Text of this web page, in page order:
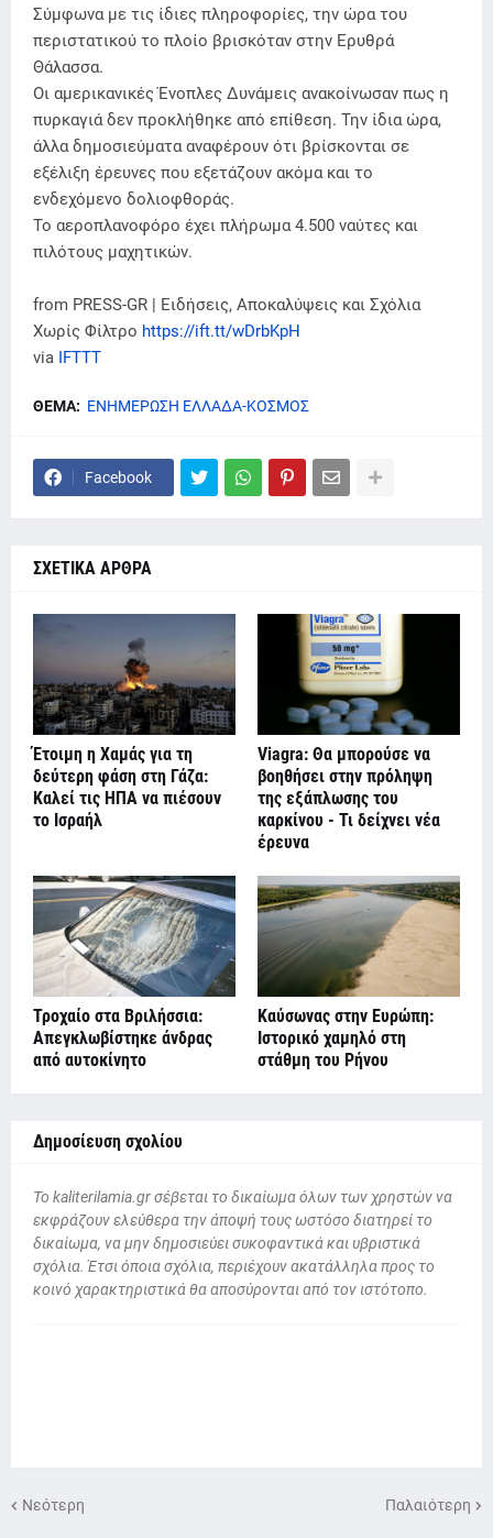
Σύμφωνα με τις ίδιες πληροφορίες, την ώρα του
περιστατικού το πλοίο βρισκόταν στην Ερυθρά
Θάλασσα.
Οι αμερικανικές Ένοπλες Δυνάμεις ανακοίνωσαν πως η
πυρκαγιά δεν προκλήθηκε από επίθεση. Την ίδια ώρα,
άλλα δημοσιεύματα αναφέρουν ότι βρίσκονται σε
εξέλιξη έρευνες που εξετάζουν ακόμα και το
ενδεχόμενο δολιοφθοράς.
Το αεροπλανοφόρο έχει πλήρωμα 4.500 ναύτες και
πιλότους μαχητικών.
from PRESS-GR | Ειδήσεις, Αποκαλύψεις και Σχόλια
Χωρίς Φίλτρο https://ift.tt/wDrbKpH
via IFTTT
ΘΕΜΑ: ΕΝΗΜΕΡΩΣΗ ΕΛΛΑΔΑ-ΚΟΣΜΟΣ
Facebook
ΣΧΕΤΙΚΑ ΑΡΘΡΑ
Έτοιμη η Χαμάς για τη
δεύτερη φάση στη Γάζα:
Καλεί τις ΗΠΑ να πιέσουν
το Ισραήλ
Viagra: Θα μπορούσε να
βοηθήσει στην πρόληψη
της εξάπλωσης του
καρκίνου - Τι δείχνει νέα
έρευνα
Τροχαίο στα Βριλήσσια:
Απεγκλωβίστηκε άνδρας
από αυτοκίνητο
Καύσωνας στην Ευρώπη:
Ιστορικό χαμηλό στη
στάθμη του Ρήνου
Δημοσίευση σχολίου
To kaliterilamia.gr σέβεται το δικαίωμα όλων των χρηστών να
εκφράζουν ελεύθερα την άποψή τους ωστόσο διατηρεί το
δικαίωμα, να μην δημοσιεύει συκοφαντικά και υβριστικά
σχόλια. Έτσι όποια σχόλια, περιέχουν ακατάλληλα προς το
κοινό χαρακτηριστικά θα αποσύρονται από τον ιστότοπο.
Νεότερη Παλαιότερη